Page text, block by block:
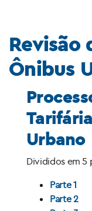
Revisão
Ônibus
Urbano
Divididos em 5
Parte 1
Parte 2